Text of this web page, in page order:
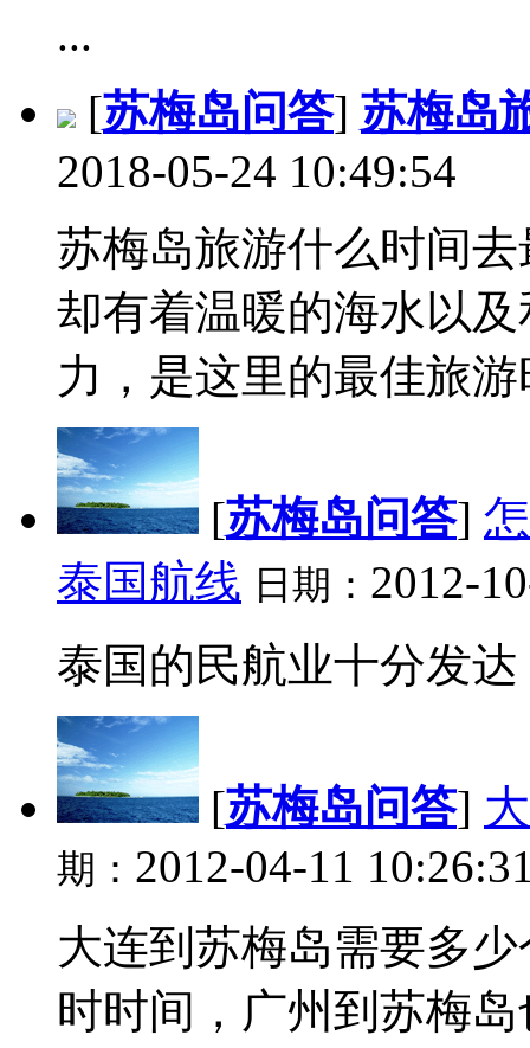
...
[苏梅岛问答] 苏梅岛
2018-05-24 10:49:54
苏梅岛旅游什么时间
却有着温暖的海水以
力，是这里的最佳旅
[苏梅岛问答]
泰国航线 日期： 2012-
泰国的民航业十分发
[苏梅岛问答]
期： 2012-04-11
大连到苏梅岛需要多
时时间，广州到苏梅